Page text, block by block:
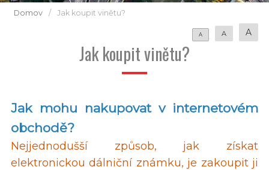
Domov / Jak koupit vinětu?
A A A
Jak koupit vinětu?
Jak mohu nakupovat v internetovém
obchodě?
Nejjednodušší způsob, jak získat
elektronickou dálniční známku, je zakoupit ji